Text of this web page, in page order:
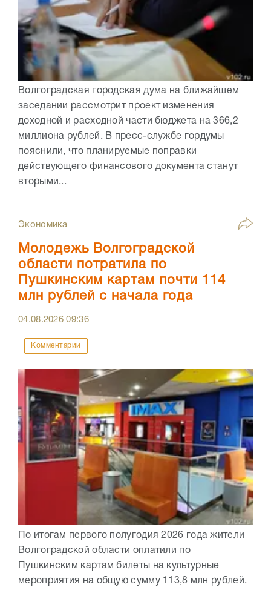
Волгоградская городская дума на ближайшем
заседании рассмотрит проект изменения
доходной и расходной части бюджета на 366,2
миллиона рублей. В пресс-службе гордумы
пояснили, что планируемые поправки
действующего финансового документа станут
вторыми...
Экономика
Молодежь Волгоградской
области потратила по
Пушкинским картам почти 114
млн рублей с начала года
04.08.202609:36
Комментарии
По итогам первого полугодия 2026 года жители
Волгоградской области оплатили по
Пушкинским картам билеты на культурные
мероприятия на общую сумму 113,8 млн рублей.